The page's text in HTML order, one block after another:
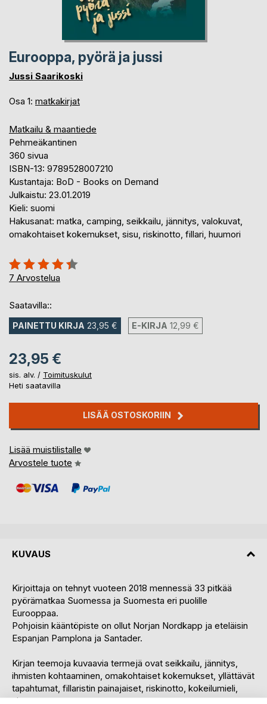
Eurooppa, pyörä ja jussi
Jussi Saarikoski
Osa 1: matkakirjat
Matkailu & maantiede
Pehmeäkantinen
360 sivua
ISBN-13: 9789528007210
Kustantaja: BoD - Books on Demand
Julkaistu: 23.01.2019
Kieli: suomi
Hakusanat: matka, camping, seikkailu, jännitys, valokuvat,
omakohtaiset kokemukset, sisu, riskinotto, fillari, huumori
Arvostelu::
86%
7 Arvostelua
Saatavilla::
PAINETTU KIRJA 23,95 € E-KIRJA 12,99 €
23,95 €
sis. alv. / Toimituskulut
Heti saatavilla
LISÄÄ OSTOSKORIIN
Lisää muistilistalle
Arvostele tuote
KUVAUS
Kirjoittaja on tehnyt vuoteen 2018 mennessä 33 pitkää
pyörämatkaa Suomessa ja Suomesta eri puolille
Eurooppaa.
Pohjoisin kääntöpiste on ollut Norjan Nordkapp ja eteläisin
Espanjan Pamplona ja Santader.
Kirjan teemoja kuvaavia termejä ovat seikkailu, jännitys,
ihmisten kohtaaminen, omakohtaiset kokemukset, yllättävät
tapahtumat, fillaristin painajaiset, riskinotto, kokeilumieli,
sisu,